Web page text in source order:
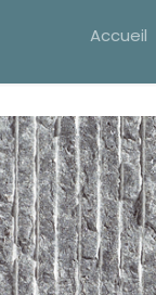
Accueil